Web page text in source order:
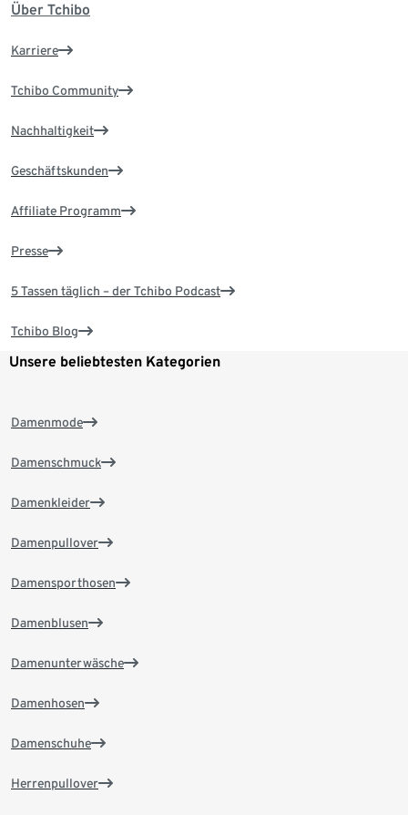
Über Tchibo
Karriere
Tchibo Community
Nachhaltigkeit
Geschäftskunden
Affiliate Programm
Presse
5 Tassen täglich – der Tchibo Podcast
Tchibo Blog
Unsere beliebtesten Kategorien
Damenmode
Damenschmuck
Damenkleider
Damenpullover
Damensporthosen
Damenblusen
Damenunterwäsche
Damenhosen
Damenschuhe
Herrenpullover